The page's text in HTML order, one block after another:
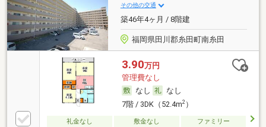
その他の交通
築46年4ヶ月 / 8階建
福岡県田川郡糸田町南糸田
3.90万円
管理費なし
なし
なし
7階 / 3DK（52.4m2）
礼金なし 敷金なし
ファミリー